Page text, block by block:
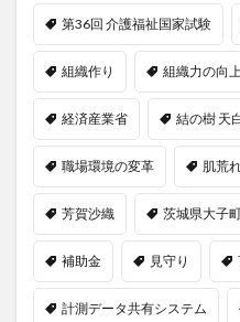
第36回 介護福祉国家試験
組織作り 組織力の向上
経済産業省 結の樹 天
職場環境の変革 肌荒
芳賀沙織 茨城県大子
補助金 見守り
計測データ共有システム